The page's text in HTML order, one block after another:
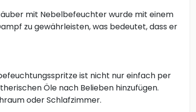
mit Nebelbefeuchter wurde mit einem
zu gewährleisten, was bedeutet, dass er
ist nicht nur einfach per
Öle nach Belieben hinzufügen.
oder Schlafzimmer.